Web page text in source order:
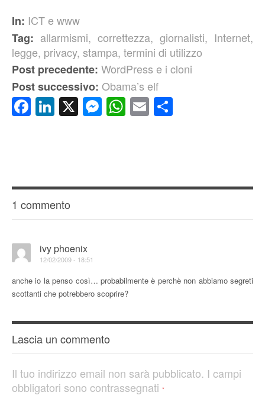
In: ICT e www
Tag: allarmismi, correttezza, giornalisti, Internet,
legge, privacy, stampa, termini di utilizzo
Post precedente: WordPress e i cloni
Post successivo: Obama’s elf
Facebook
LinkedIn
X Messenger
WhatsApp
Email
1 commento
ivy phoenix
12/02/2009 - 18:51
anche io la penso così… probabilmente è perchè non abbiamo segreti
scottanti che potrebbero scoprire?
Lascia un commento
Il tuo indirizzo email non sarà pubblicato. I campi
obbligatori sono contrassegnati *